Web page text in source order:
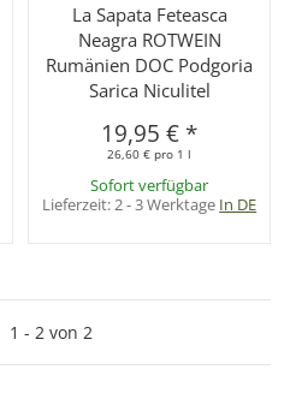
La Sapata Feteasca
Neagra ROTWEIN
Rumänien DOC Podgoria
Sarica Niculitel
19,95 € *
26,60 € pro 1 l
Sofort verfügbar
Lieferzeit:2 - 3 Werktage In DE
1 - 2 von 2